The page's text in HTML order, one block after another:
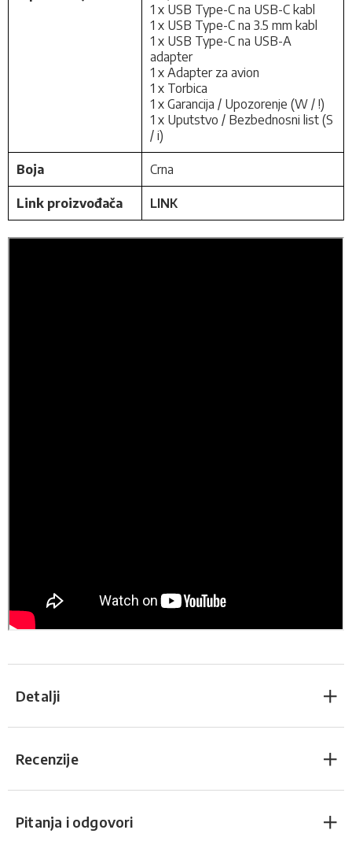
1 x USB Type-C na USB-C kabl
1 x USB Type-C na 3.5 mm kabl
1 x USB Type-C na USB-A
adapter
1 x Adapter za avion
1 x Torbica
1 x Garancija / Upozorenje (W / !)
1 x Uputstvo / Bezbednosni list (S
/ i)
Boja Crna
Link proizvođača LINK
Detalji
Recenzije
Pitanja i odgovori